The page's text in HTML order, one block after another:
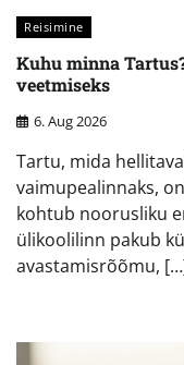
Reisimine
Kuhu minna
veetmiseks
6. Aug 2026
Tartu, mida
vaimupealinnaks,
kohtub noorusliku
ülikoolilinn pakub
avastamisrõõmu,